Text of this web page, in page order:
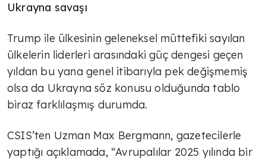
Ukrayna savaşı
Trump ile ülkesinin geleneksel müttefiki sayılan
ülkelerin liderleri arasındaki güç dengesi geçen
yıldan bu yana genel itibarıyla pek değişmemiş
olsa da Ukrayna söz konusu olduğunda tablo
biraz farklılaşmış durumda.
CSIS’ten Uzman Max Bergmann, gazetecilerle
yaptığı açıklamada, “Avrupalılar 2025 yılında bir